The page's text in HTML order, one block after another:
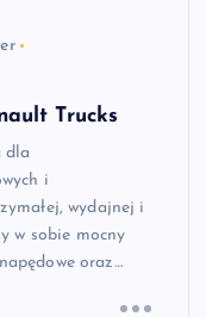
Trucks
dla
i
wydajnej i
w sobie mocny
oraz…